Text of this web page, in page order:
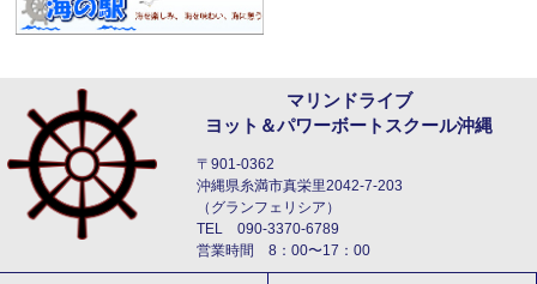
マリンドライブ
ヨット＆パワーボートスクール沖縄
〒901-0362
沖縄県糸満市真栄里2042-7-203
（グランフェリシア）
TEL 090-3370-6789
営業時間 8：00〜17：00